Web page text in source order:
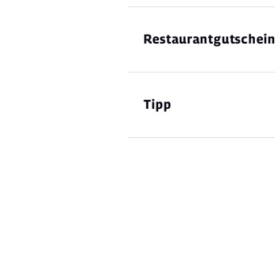
Restaurantgutschein
Tipp